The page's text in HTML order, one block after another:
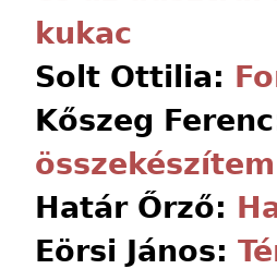
kukac
Solt Ottilia:
Kőszeg
Határ Őrző:
Eörsi János: